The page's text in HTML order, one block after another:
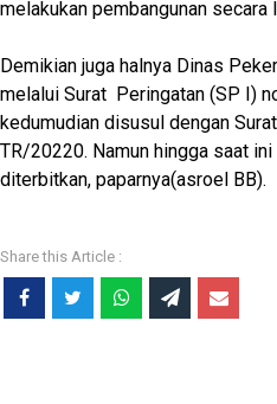
melakukan pembangunan secara
Demikian juga halnya Dinas
melalui Surat Peringatan (SP I)
kedumudian disusul dengan
TR/20220. Namun hingga saat
diterbitkan, paparnya(asroel BB).